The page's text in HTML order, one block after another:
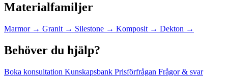
Materialfamiljer
Marmor → Granit → Silestone → Komposit → Dekton →
Behöver du hjälp?
Boka konsultation Kunskapsbank Prisförfrågan Frågor & svar